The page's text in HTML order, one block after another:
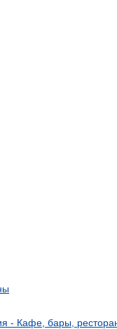
- Кафе, бары,